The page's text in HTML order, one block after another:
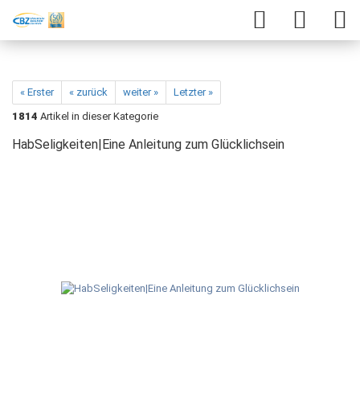
« Erster « zurück weiter »
Letzter »
1814 Artikel in dieser Kategorie
HabSeligkeiten|Eine Anleitung zum Glücklichsein